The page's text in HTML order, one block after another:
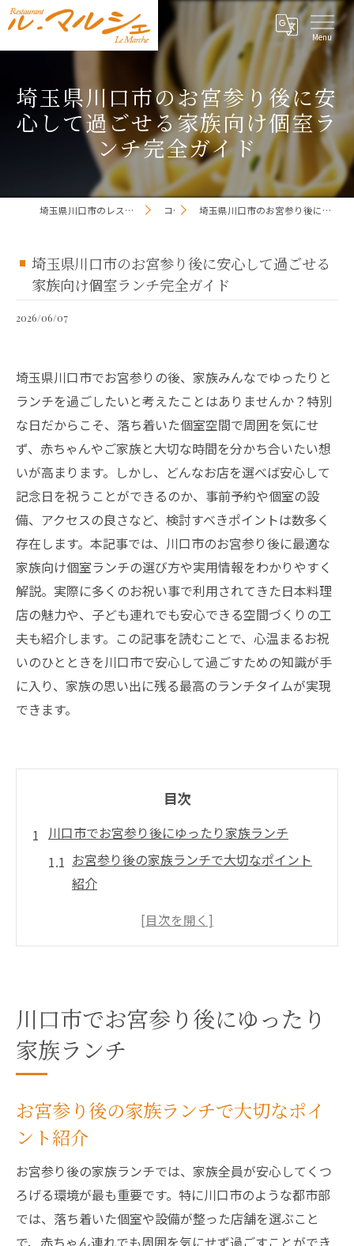
埼玉県川口市のお宮参り後に安
心して過ごせる家族向け個室ラ
ンチ完全ガイド
埼玉県川口市のレストランならレストラン ル・マルシェ コラム 埼玉県川口市のお宮参り後に安心して過ごせる家族向け個室ランチ完全ガイド
埼玉県川口市のお宮参り後に安心して過ごせる
家族向け個室ランチ完全ガイド
2026/06/07
埼玉県川口市でお宮参りの後、家族みんなでゆったりと
ランチを過ごしたいと考えたことはありませんか？特別
な日だからこそ、落ち着いた個室空間で周囲を気にせ
ず、赤ちゃんやご家族と大切な時間を分かち合いたい想
いが高まります。しかし、どんなお店を選べば安心して
記念日を祝うことができるのか、事前予約や個室の設
備、アクセスの良さなど、検討すべきポイントは数多く
存在します。本記事では、川口市のお宮参り後に最適な
家族向け個室ランチの選び方や実用情報をわかりやすく
解説。実際に多くのお祝い事で利用されてきた日本料理
店の魅力や、子ども連れでも安心できる空間づくりの工
夫も紹介します。この記事を読むことで、心温まるお祝
いのひとときを川口市で安心して過ごすための知識が手
に入り、家族の思い出に残る最高のランチタイムが実現
できます。
目次
川口市でお宮参り後にゆったり家族ランチ
お宮参り後の家族ランチで大切なポイント
紹介
個室ランチでゆっくり過ごす家族のための
赤ちゃん連れ家族が安心できるランチ空間
お祝いランチに最適な個室利用のメリット
個室完備で安心の川口お祝いランチ体験
個室完備ランチで得られるお祝いの安心感
とは
家族で楽しむ川口の個室ランチ体験ポイン
ト
お祝いランチに不可欠な個室設備のチェッ
川口市でお宮参り後にゆったり
家族ランチ
お宮参り後の家族ランチで大切なポイ
ント紹介
お宮参り後の家族ランチでは、家族全員が安心してくつ
ろげる環境が最も重要です。特に川口市のような都市部
では、落ち着いた個室や設備が整った店舗を選ぶこと
で、赤ちゃん連れでも周囲を気にせず過ごすことができ